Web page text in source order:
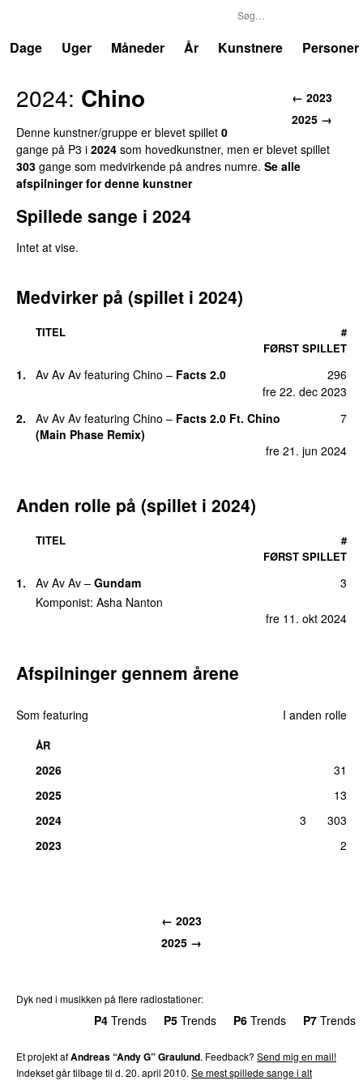
Dage
Uger Måneder År Kunstnere Personer
← 2023
2025 →
2024: Chino
Denne kunstner/gruppe er blevet spillet 0
gange på P3 i 2024 som hovedkunstner, men er blevet spillet
303 gange som medvirkende på andres numre. Se alle
afspilninger for denne kunstner
Spillede sange i 2024
Intet at vise.
Medvirker på (spillet i 2024)
TITEL
FØRST SPILLET
#
1. Av Av Av featuring Chino – Facts 2.0
fre 22. dec 2023
296
2. Av Av Av featuring Chino – Facts 2.0 Ft. Chino
(Main Phase Remix)
fre 21. jun 2024
7
Anden rolle på (spillet i 2024)
TITEL
FØRST SPILLET
#
1. Av Av Av – Gundam
fre 11. okt 2024
3
Komponist: Asha Nanton
Afspilninger gennem årene
Som featuring I anden rolle
ÅR
2026
31
2025
13
2024
3
303
2023
2
← 2023
2025 →
Dyk ned i musikken på flere radiostationer:
P4 Trends P5 Trends P6 Trends P7 Trends
Et projekt afAndreas “Andy G” Graulund. Feedback? Send mig en mail!
Indekset går tilbage til d. 20. april 2010. Se mest spillede sange i alt